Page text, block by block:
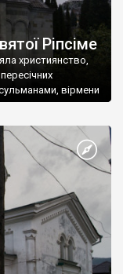
Ріпсіме
християнство,
вірмени